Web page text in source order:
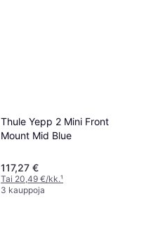
Thule Yepp 2 Mini Front
Mount Mid Blue
117,27 €
Tai 20,49 €/kk.¹
3 kauppoja